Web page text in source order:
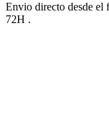
Envio directo desde el
72H .